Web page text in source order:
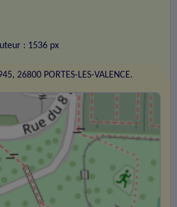
: 1536 px
26800 PORTES-LES-VALENCE.